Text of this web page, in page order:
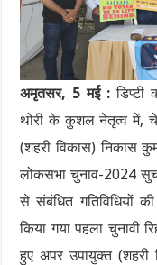
अमृतसर, 5 मई : डिप्टी
थोरी के कुशल नेतृत्व में,
(शहरी विकास) निकास
लोकसभा चुनाव-2024
से संबंधित गतिविधियों
किया गया पहला चुनावी
हुए अपर उपायुक्त